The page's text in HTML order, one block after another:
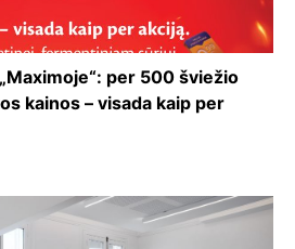
per 500 šviežio
kainos – visada kaip per